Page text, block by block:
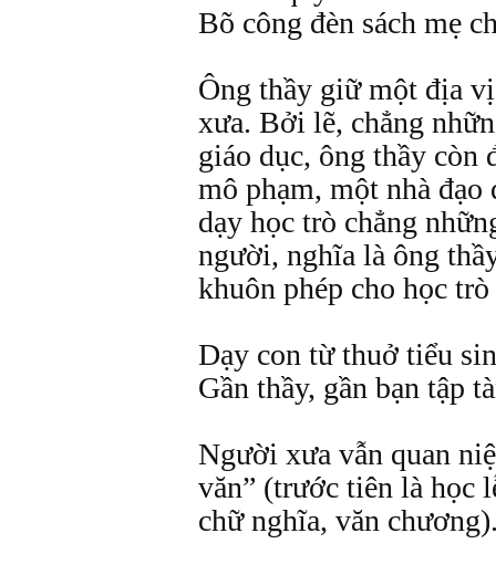
Bõ công đèn sách mẹ
Ông thầy giữ một địa
xưa. Bởi lẽ, chẳng
giáo dục, ông thầy còn
mô phạm, một nhà
dạy học trò chẳng
người, nghĩa là ông
khuôn phép cho học
Dạy con từ thuở tiểu
Gần thầy, gần bạn tập
Người xưa vẫn quan
văn” (trước tiên là học
chữ nghĩa, văn